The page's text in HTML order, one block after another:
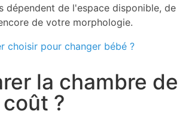
dépendent de l'espace disponible, de
de votre morphologie.
choisir pour changer bébé ?
la chambre de
?